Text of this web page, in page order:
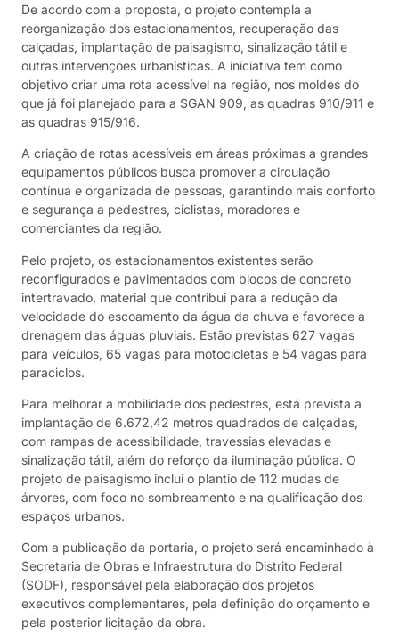
De acordo com a proposta, o projeto contempla a
reorganização dos estacionamentos, recuperação das
calçadas, implantação de paisagismo, sinalização tátil e
outras intervenções urbanísticas. A iniciativa tem como
objetivo criar uma rota acessível na região, nos moldes do
que já foi planejado para a SGAN 909, as quadras 910/911 e
as quadras 915/916.
A criação de rotas acessíveis em áreas próximas a grandes
equipamentos públicos busca promover a circulação
contínua e organizada de pessoas, garantindo mais conforto
e segurança a pedestres, ciclistas, moradores e
comerciantes da região.
Pelo projeto, os estacionamentos existentes serão
reconfigurados e pavimentados com blocos de concreto
intertravado, material que contribui para a redução da
velocidade do escoamento da água da chuva e favorece a
drenagem das águas pluviais. Estão previstas 627 vagas
para veículos, 65 vagas para motocicletas e 54 vagas para
paraciclos.
Para melhorar a mobilidade dos pedestres, está prevista a
implantação de 6.672,42 metros quadrados de calçadas,
com rampas de acessibilidade, travessias elevadas e
sinalização tátil, além do reforço da iluminação pública. O
projeto de paisagismo inclui o plantio de 112 mudas de
árvores, com foco no sombreamento e na qualificação dos
espaços urbanos.
Com a publicação da portaria, o projeto será encaminhado à
Secretaria de Obras e Infraestrutura do Distrito Federal
(SODF), responsável pela elaboração dos projetos
executivos complementares, pela definição do orçamento e
pela posterior licitação da obra.